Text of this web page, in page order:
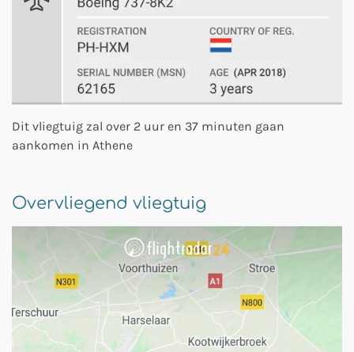
Dit vliegtuig zal over 2 uur en 37 minuten gaan
aankomen in Athene
Overvliegend vliegtuig